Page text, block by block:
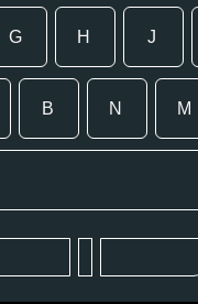
G H J
B N M